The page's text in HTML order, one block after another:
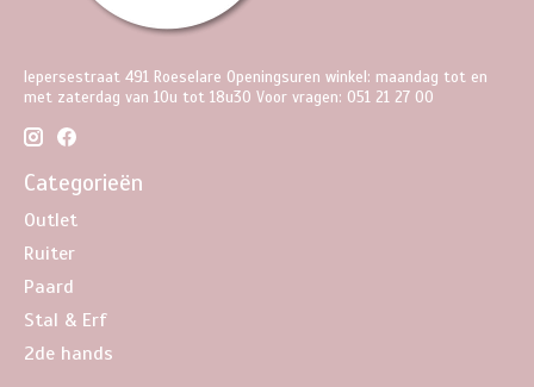
Iepersestraat 491 Roeselare Openingsuren winkel: maandag tot en
met zaterdag van 10u tot 18u30 Voor vragen: 051 21 27 00
Categorieën
Outlet
Ruiter
Paard
Stal & Erf
2de hands